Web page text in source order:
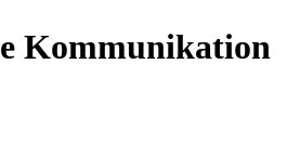
Kommunikation